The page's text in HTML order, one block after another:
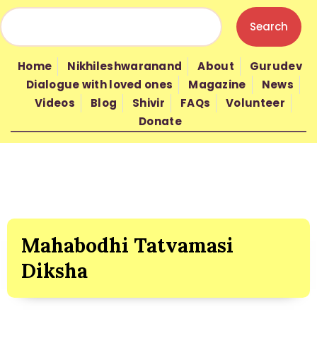
Home Nikhileshwaranand About
Gurudev
Dialogue with loved ones
Magazine
News
Videos
Blog Shivir FAQs
Volunteer
Donate
HOME
NIKHILESHWARANAND
GURUDEV
WISDOM
Mahabodhi Tatvamasi
Diksha